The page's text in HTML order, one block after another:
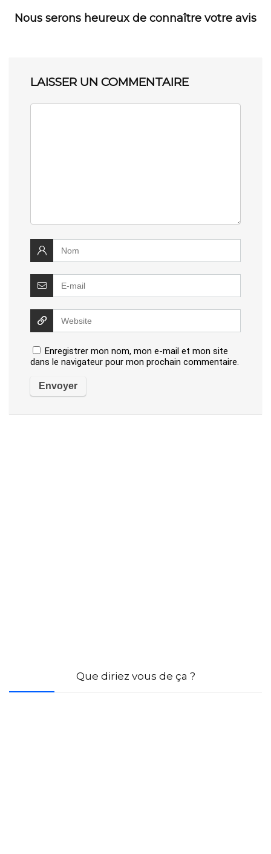
Nous serons heureux de connaître votre avis
LAISSER UN COMMENTAIRE
Enregistrer mon nom, mon e-mail et mon site
dans le navigateur pour mon prochain commentaire.
Que diriez vous de ça ?